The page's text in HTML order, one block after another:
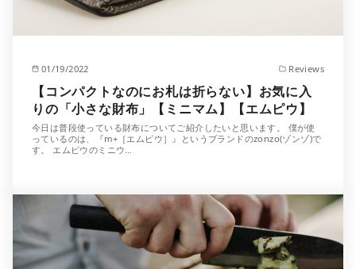
01/19/2022 Reviews
【コンパクトなのにお札は折らない】お気に入
りの「小さな財布」【ミニマム】【エムピウ】
今日は普段使っている財布についてご紹介したいと思います。 僕が使
っているのは、『m+［エムピウ］』というブランドのzonzo(ゾンゾ)で
す。 エムピウのミニウ…